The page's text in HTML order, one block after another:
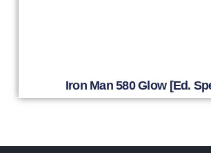
Iron Man 580 Glow [Ed.